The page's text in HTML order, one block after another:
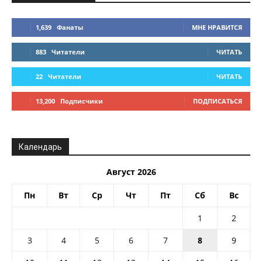
1,639 Фанаты МНЕ НРАВИТСЯ
883 Читатели ЧИТАТЬ
22 Читатели ЧИТАТЬ
13,200 Подписчики ПОДПИСАТЬСЯ
Календарь
Август 2026
Пн Вт Ср Чт Пт Сб Вс
1
2
3
4 5 6 7 8
9